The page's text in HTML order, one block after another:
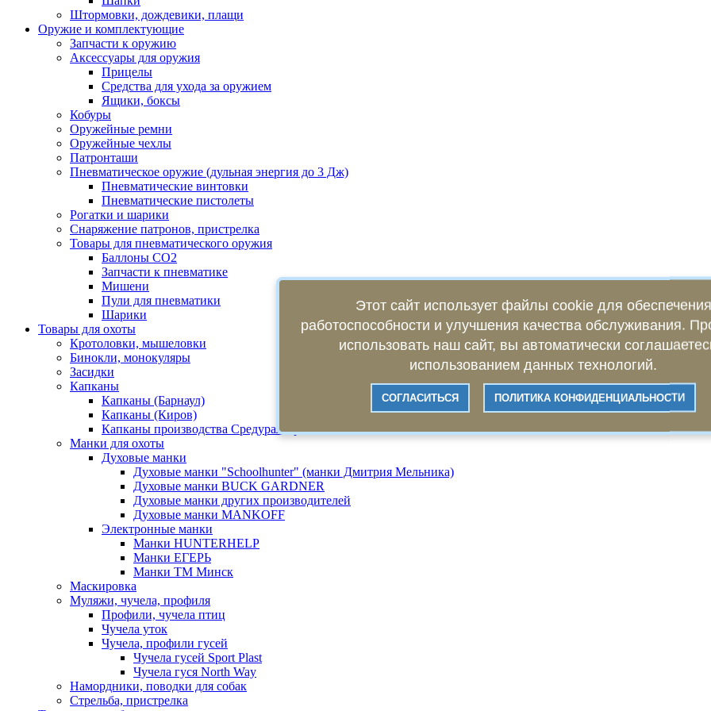
Штормовки, дождевики, плащи
Оружие и комплектующие
Запчасти к оружию
Аксессуары для оружия
Прицелы
Средства для ухода за оружием
Ящики, боксы
Кобуры
Оружейные ремни
Оружейные чехлы
Патронташи
Пневматическое оружие (дульная энергия до 3 Дж)
Пневматические винтовки
Пневматические пистолеты
Рогатки и шарики
Снаряжение патронов, пристрелка
Товары для пневматического оружия
Баллоны СО2
Запчасти к пневматике
Мишени
Пули для пневматики
Шарики
Товары для охоты
Кротоловки, мышеловки
Бинокли, монокуляры
Засидки
Капканы
Капканы (Барнаул)
Капканы (Киров)
Капканы производства Средуралстрой
Манки для охоты
Духовые манки
Духовые манки "Schoolhunter" (манки Дмитрия Мельника)
Духовые манки BUCK GARDNER
Духовые манки других производителей
Духовые манки MANKOFF
Электронные манки
Манки HUNTERHELP
Манки ЕГЕРЬ
Манки ТМ Минск
Маскировка
Муляжи, чучела, профиля
Профили, чучела птиц
Чучела уток
Чучела, профили гусей
Чучела гусей Sport Plast
Чучела гуся North Way
Намордники, поводки для собак
Стрельба, пристрелка
Этот сайт использует файлы cookie для обеспечения
работоспособности и улучшения качества обслуживания.
использовать наш сайт, вы автоматически
использованием данных технологий.
СОГЛАСИТЬСЯ ПОЛИТИКА КОНФИДЕНЦИАЛЬНОСТИ